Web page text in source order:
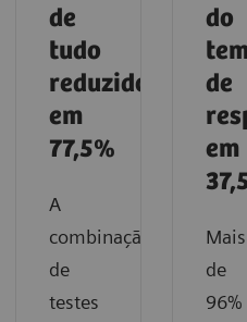
de
tudo
reduzidos
em
77,5%
A
combinação
de
testes
do
de
em
Mais
de
96%